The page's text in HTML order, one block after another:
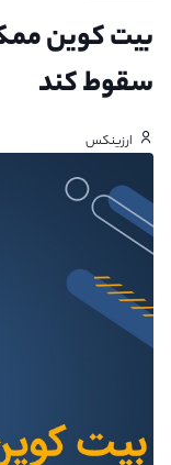
سقوط کند
ارزینکس